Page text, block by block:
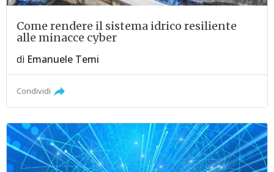
Come rendere il sistema idrico resiliente
alle minacce cyber
di Emanuele Temi
Condividi